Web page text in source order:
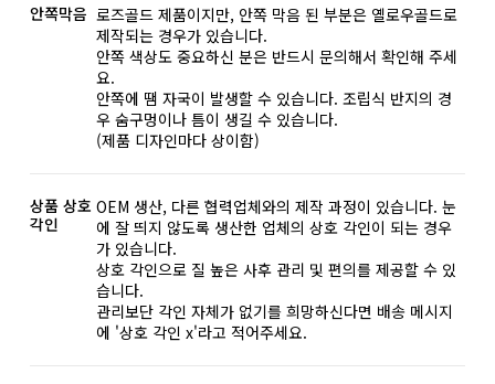
안쪽막음 로즈골드 제품이지만, 안쪽 막음 된 부분은 옐로우골드로
제작되는 경우가 있습니다.
안쪽 색상도 중요하신 분은 반드시 문의해서 확인해 주세
요.
안쪽에 땜 자국이 발생할 수 있습니다. 조립식 반지의 경
우 숨구멍이나 틈이 생길 수 있습니다.
(제품 디자인마다 상이함)
상품 상호
각인
OEM 생산, 다른 협력업체와의 제작 과정이 있습니다. 눈
에 잘 띄지 않도록 생산한 업체의 상호 각인이 되는 경우
가 있습니다.
상호 각인으로 질 높은 사후 관리 및 편의를 제공할 수 있
습니다.
관리보단 각인 자체가 없기를 희망하신다면 배송 메시지
에 '상호 각인 x'라고 적어주세요.